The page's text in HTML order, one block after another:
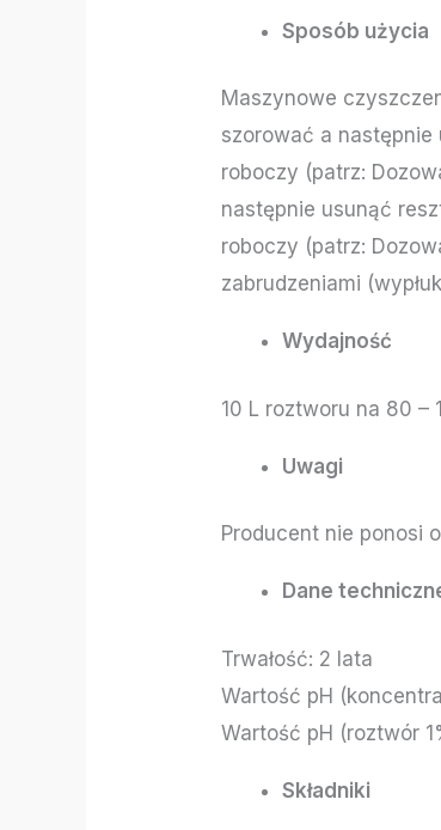
Sposób użycia
Maszynowe
szorować a
roboczy (patrz:
następnie usunąć
roboczy (patrz:
zabrudzeniami
Wydajność
10 L roztworu na 80 –
Uwagi
Producent nie ponosi
Dane
Trwałość: 2 lata
Wartość pH
Wartość pH (roztwór
Składniki